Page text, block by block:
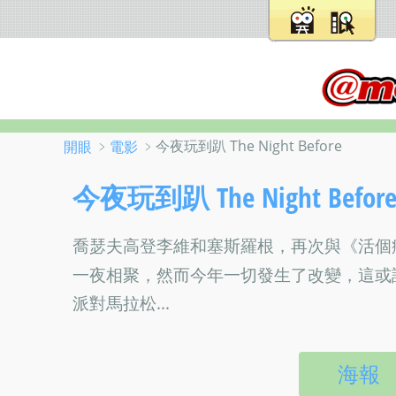
開眼 ﹥ 電影 ﹥今夜玩到趴 The Night Before
今夜玩到趴 The Night Before
喬瑟夫高登李維和塞斯羅根，再次與《活
一夜相聚，然而今年一切發生了改變，這
派對馬拉松...
海報